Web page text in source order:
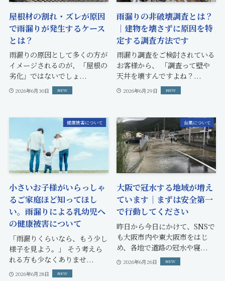
屋根材の割れ・ズレが原因
で雨漏りが発生するケース
とは？
雨漏りの原因として多くの方が
イメージされるのが、「屋根の
劣化」ではないでしょ...
2026年6月30日
雨漏りの非破壊調査とは？
｜建物を壊さずに原因を特
定する調査方法です
雨漏り調査をご検討されている
お客様から、 「調査って壁や
天井を壊すんですよね？...
2026年6月29日
健康被害について
小さいお子様がいらっしゃ
るご家庭ほど知ってほし
い。雨漏りによる乳幼児へ
の健康被害について
「雨漏りくらいなら、もう少し
様子を見よう。」 そう考えら
れる方も少なくありませ...
2026年6月28日
台風について
大阪で冠水する地域が増え
ています｜まずは安全第一
で行動してください
昨日から今日にかけて、SNSで
も大阪市内や東大阪市をはじ
め、各地で道路の冠水や寝...
2026年6月26日